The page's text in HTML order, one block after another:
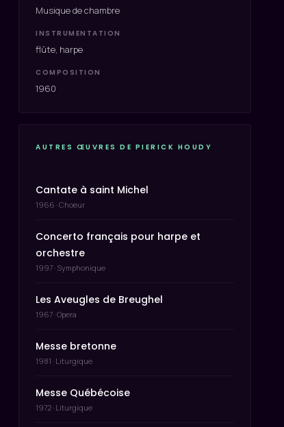
Musique de chambre
INSTRUMENTATION
flûte, harpe
COMPOSITION
1960
AUTRES ŒUVRES DE PIERICK HOUDY
Cantate à saint Michel
1966 · Choeur
Concerto français pour harpe et
orchestre
1997 · Symphonique
Les Aveugles de Breughel
1967 · Opera
Messe bretonne
1981 · Liturgique
Messe Québécoise
1972 · Liturgique